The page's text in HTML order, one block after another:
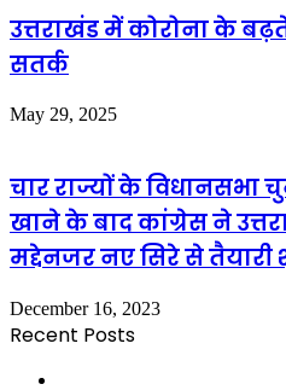
उत्तराखंड में कोरोना के
सतर्क
May 29, 2025
चार राज्यों के विधानसभा
खाने के बाद कांग्रेस ने
मद्देनजर नए सिरे से
December 16, 2023
Recent Posts